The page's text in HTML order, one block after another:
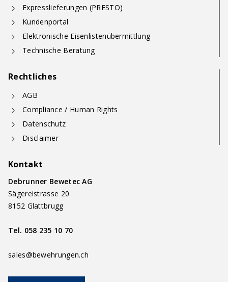
Expresslieferungen (PRESTO)
Kundenportal
Elektronische Eisenlistenübermittlung
Technische Beratung
Rechtliches
AGB
Compliance / Human Rights
Datenschutz
Disclaimer
Kontakt
Debrunner Bewetec AG
Sägereistrasse 20
8152 Glattbrugg
Tel. 058 235 10 70
sales@bewehrungen.ch